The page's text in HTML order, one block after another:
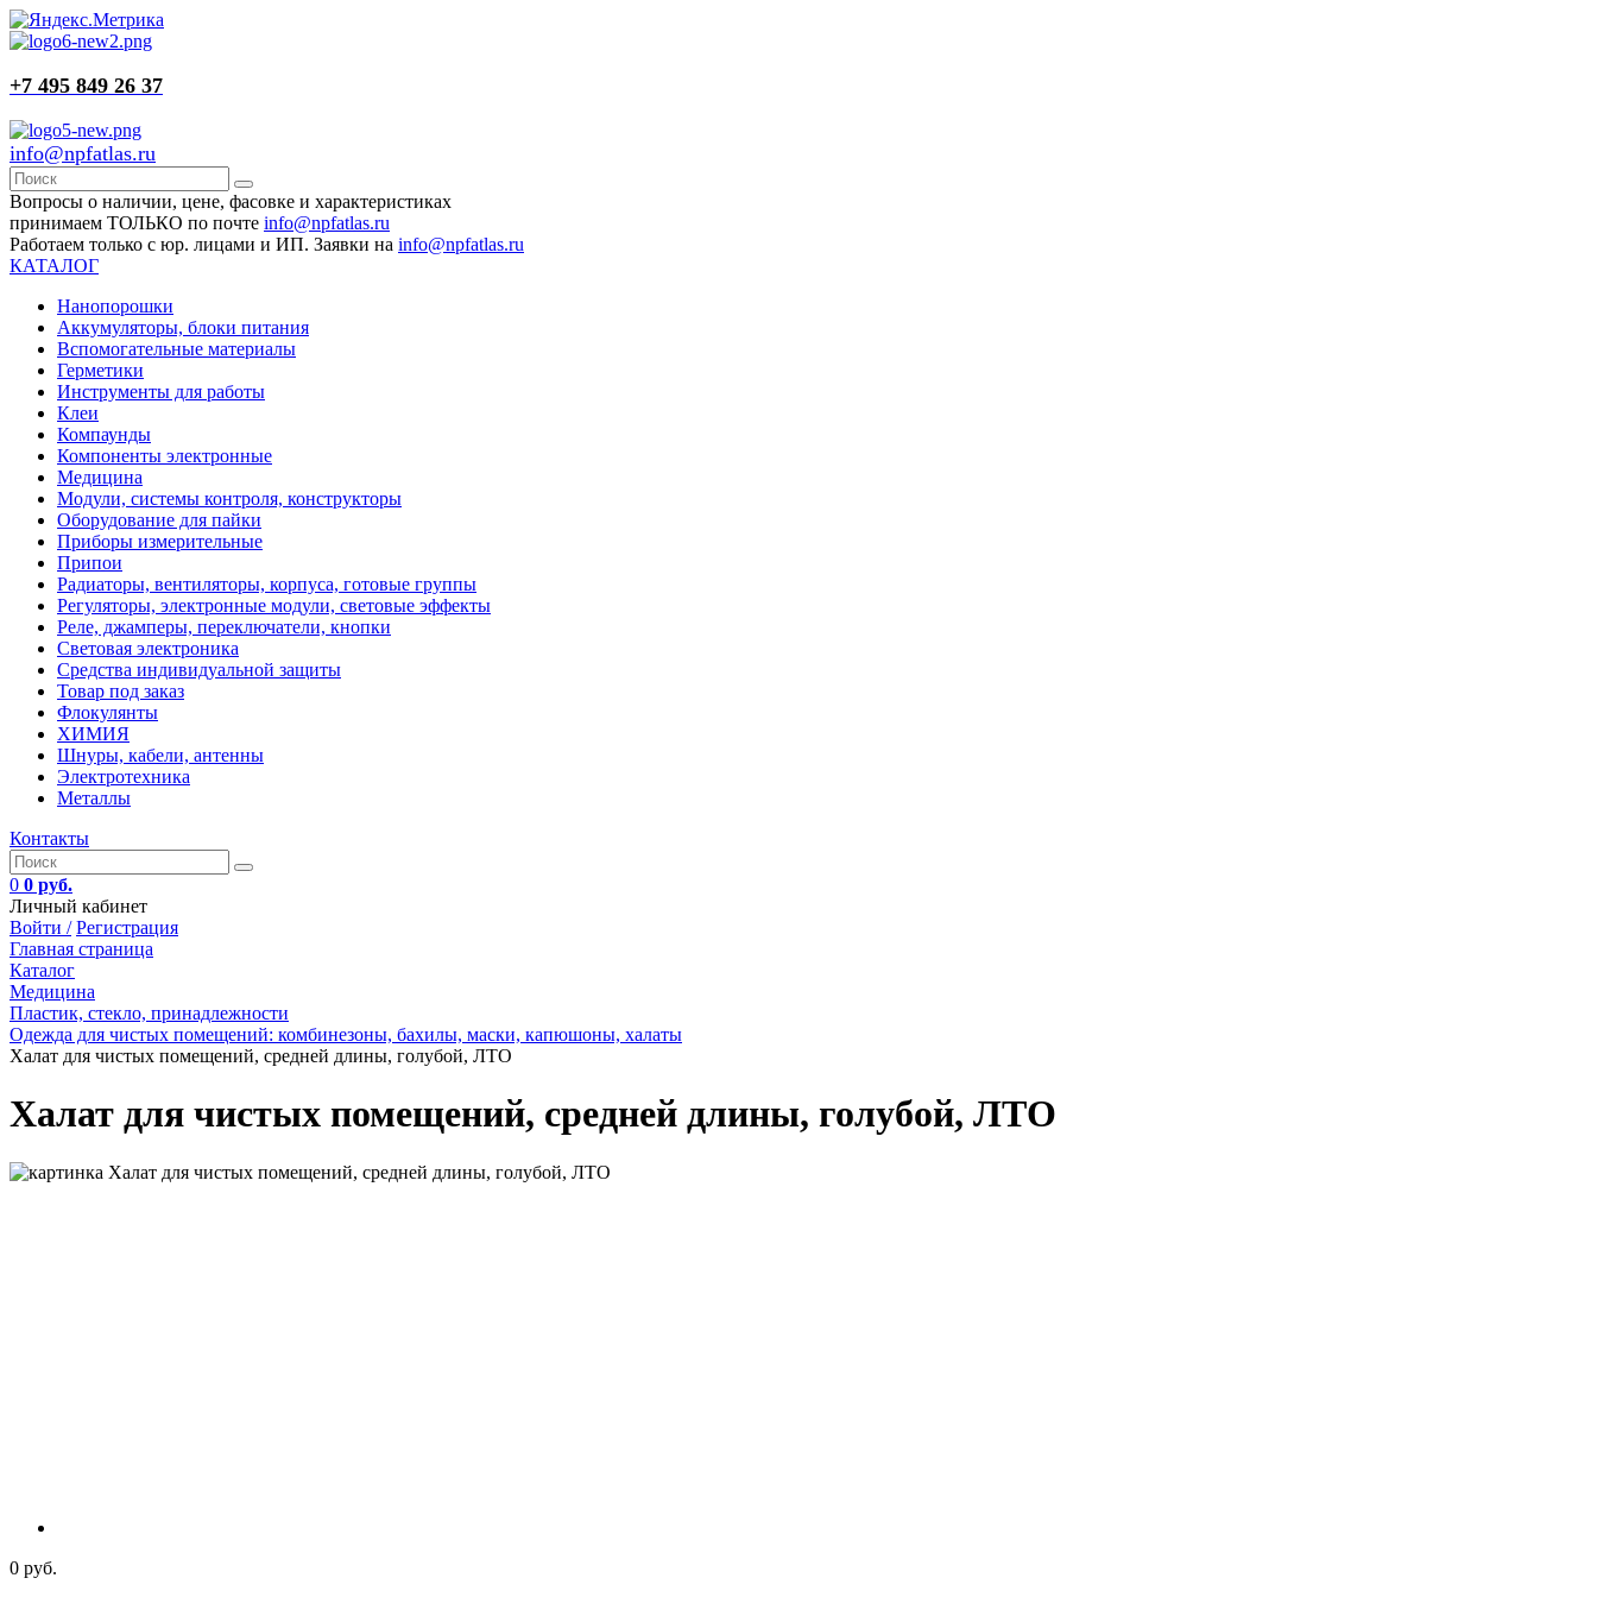
+7 495 849 26 37
info@npfatlas.ru
Вопросы о наличии, цене, фасовке и характеристиках
принимаем ТОЛЬКО по почте info@npfatlas.ru
Работаем только с юр. лицами и ИП. Заявки на info@npfatlas.ru
КАТАЛОГ
Нанопорошки
Аккумуляторы, блоки питания
Вспомогательные материалы
Герметики
Инструменты для работы
Клеи
Компаунды
Компоненты электронные
Медицина
Модули, системы контроля, конструкторы
Оборудование для пайки
Приборы измерительные
Припои
Радиаторы, вентиляторы, корпуса, готовые группы
Регуляторы, электронные модули, световые эффекты
Реле, джамперы, переключатели, кнопки
Световая электроника
Средства индивидуальной защиты
Товар под заказ
Флокулянты
ХИМИЯ
Шнуры, кабели, антенны
Электротехника
Металлы
Контакты
0 0 руб.
Личный кабинет
Войти / Регистрация
Главная страница
Каталог
Медицина
Пластик, стекло, принадлежности
Одежда для чистых помещений: комбинезоны, бахилы, маски, капюшоны, халаты
Халат для чистых помещений, средней длины, голубой, ЛТО
Халат для чистых помещений, средней длины, голубой, ЛТО
0 руб.